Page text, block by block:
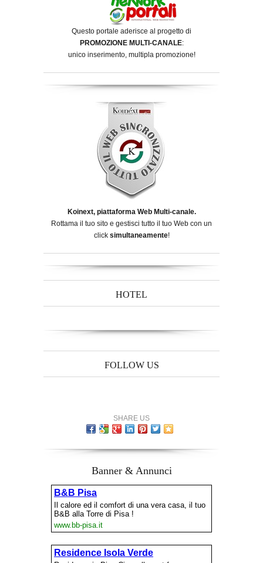
Questo portale aderisce al progetto di
PROMOZIONE MULTI-CANALE:
unico inserimento, multipla promozione!
Koinext, piattaforma Web Multi-canale.
Rottama il tuo sito e gestisci tutto il tuo Web con un
click simultaneamente!
HOTEL
FOLLOW US
SHARE US
Banner & Annunci